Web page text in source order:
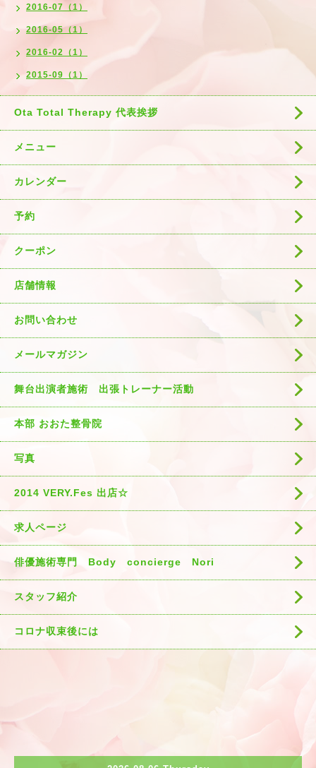
2016-07（1）
2016-05（1）
2016-02（1）
2015-09（1）
Ota Total Therapy 代表挨拶
メニュー
カレンダー
予約
クーポン
店舗情報
お問い合わせ
メールマガジン
舞台出演者施術 出張トレーナー活動
本部 おおた整骨院
写真
2014 VERY.Fes 出店☆
求人ページ
俳優施術専門 Body concierge Nori
スタッフ紹介
コロナ収束後には